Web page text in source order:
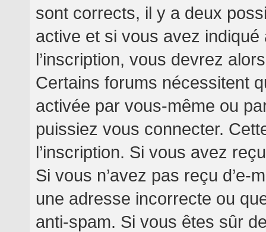
sont corrects, il y a deux
active et si vous avez
l’inscription, vous devrez
Certains forums nécessitent
activée par vous-même ou
puissiez vous connecter.
l’inscription. Si vous avez
Si vous n’avez pas reçu d’e-
une adresse incorrecte ou
anti-spam. Si vous êtes sûr